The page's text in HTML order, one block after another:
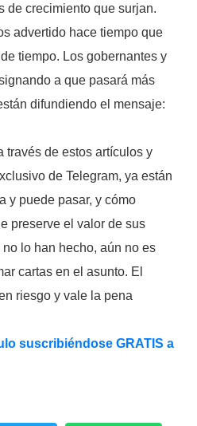
de crecimiento que surjan.
advertido hace tiempo que
tiempo. Los gobernantes y
a que pasará más
difundiendo el mensaje:
través de estos artículos y
de Telegram, ya están
y puede pasar, y cómo
preserve el valor de sus
lo han hecho, aún no es
cartas en el asunto. El
riesgo y vale la pena
suscribiéndose GRATIS a